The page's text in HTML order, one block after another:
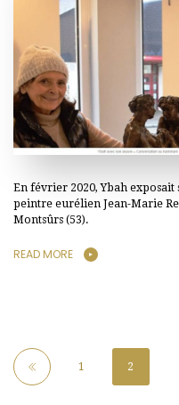
En février 2020, Ybah
peintre eurélien Jean-Marie
Montsûrs (53).
READ MORE
1 2